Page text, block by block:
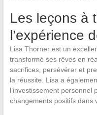
Les leçons à
l’expérience
Lisa Thorner est un
transformé ses rêves en
sacrifices, persévérer et
la réussite. Lisa a
l’investissement
changements positifs dans